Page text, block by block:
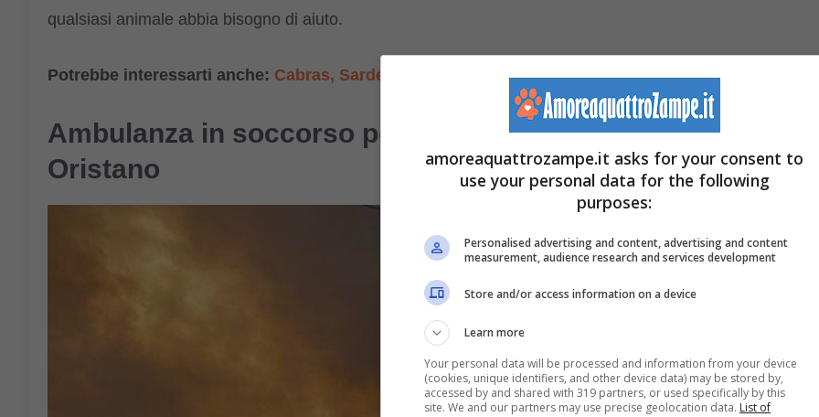
qualsiasi animale abbia bisogno di aiuto.
Potrebbe interessarti anche: Cabras, Sardegna: messi in salvo i cani di un rifugio (VIDEO)
Ambulanza in soccorso per gli animali da Roma verso
Oristano
amoreaquattrozampe.it asks for your consent to
use your personal data for the following
purposes:
Personalised advertising and content, advertising and content
measurement, audience research and services development
Store and/or access information on a device
Learn more
Your personal data will be processed and information from your device
(cookies, unique identifiers, and other device data) may be stored by,
accessed by and shared with 319 partners, or used specifically by this
site. We and our partners may use precise geolocation data. List of